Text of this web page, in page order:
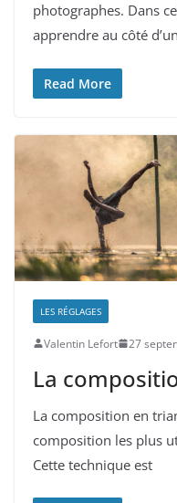
photographes. Dans
apprendre au côté d’un
Read More
LES RÉGLAGES
Valentin Lefort 27
La
La composition en
composition les plus
Cette technique est